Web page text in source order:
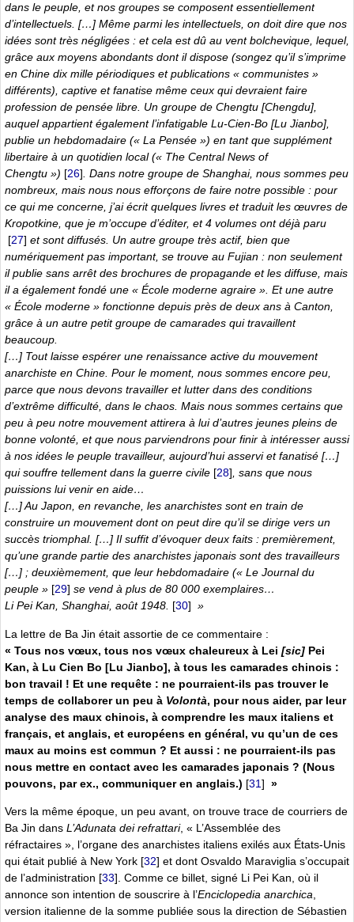
dans le peuple, et nos groupes se composent essentiellement
d’intellectuels. […] Même parmi les intellectuels, on doit dire que nos
idées sont très négligées : et cela est dû au vent bolchevique, lequel,
grâce aux moyens abondants dont il dispose (songez qu’il s’imprime
en Chine dix mille périodiques et publications « communistes »
différents), captive et fanatise même ceux qui devraient faire
profession de pensée libre. Un groupe de Chengtu [Chengdu],
auquel appartient également l’infatigable Lu-Cien-Bo [Lu Jianbo],
publie un hebdomadaire (« La Pensée ») en tant que supplément
libertaire à un quotidien local (« The Central News of
Chengtu ») [26]. Dans notre groupe de Shanghai, nous sommes peu
nombreux, mais nous nous efforçons de faire notre possible : pour
ce qui me concerne, j’ai écrit quelques livres et traduit les œuvres de
Kropotkine, que je m’occupe d’éditer, et 4 volumes ont déjà paru
[27] et sont diffusés. Un autre groupe très actif, bien que
numériquement pas important, se trouve au Fujian : non seulement
il publie sans arrêt des brochures de propagande et les diffuse, mais
il a également fondé une « École moderne agraire ». Et une autre
« École moderne » fonctionne depuis près de deux ans à Canton,
grâce à un autre petit groupe de camarades qui travaillent
beaucoup.
[…] Tout laisse espérer une renaissance active du mouvement
anarchiste en Chine. Pour le moment, nous sommes encore peu,
parce que nous devons travailler et lutter dans des conditions
d’extrême difficulté, dans le chaos. Mais nous sommes certains que
peu à peu notre mouvement attirera à lui d’autres jeunes pleins de
bonne volonté, et que nous parviendrons pour finir à intéresser aussi
à nos idées le peuple travailleur, aujourd’hui asservi et fanatisé […]
qui souffre tellement dans la guerre civile [28], sans que nous
puissions lui venir en aide…
[…] Au Japon, en revanche, les anarchistes sont en train de
construire un mouvement dont on peut dire qu’il se dirige vers un
succès triomphal. […] Il suffit d’évoquer deux faits : premièrement,
qu’une grande partie des anarchistes japonais sont des travailleurs
[…] ; deuxièmement, que leur hebdomadaire (« Le Journal du
peuple » [29] se vend à plus de 80 000 exemplaires…
Li Pei Kan, Shanghai, août 1948. [30] »
La lettre de Ba Jin était assortie de ce commentaire :
« Tous nos vœux, tous nos vœux chaleureux à Lei [sic] Pei
Kan, à Lu Cien Bo [Lu Jianbo], à tous les camarades chinois :
bon travail ! Et une requête : ne pourraient-ils pas trouver le
temps de collaborer un peu à Volontà, pour nous aider, par leur
analyse des maux chinois, à comprendre les maux italiens et
français, et anglais, et européens en général, vu qu’un de ces
maux au moins est commun ? Et aussi : ne pourraient-ils pas
nous mettre en contact avec les camarades japonais ? (Nous
pouvons, par ex., communiquer en anglais.) [31] »
Vers la même époque, un peu avant, on trouve trace de courriers de
Ba Jin dans L’Adunata dei refrattari, « L’Assemblée des
réfractaires », l’organe des anarchistes italiens exilés aux États-Unis
qui était publié à New York [32] et dont Osvaldo Maraviglia s’occupait
de l’administration [33] . Comme ce billet, signé Li Pei Kan, où il
annonce son intention de souscrire à l’Enciclopedia anarchica
version italienne de la somme publiée sous la direction de Sébastien